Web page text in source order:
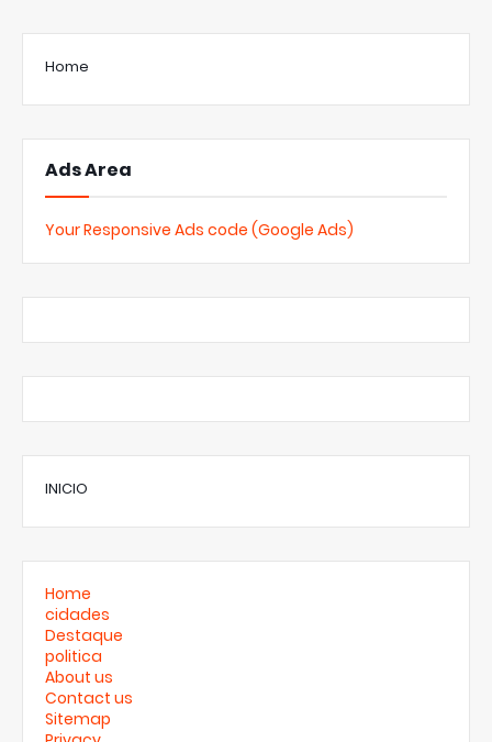
Home
Ads Area
Your Responsive Ads code (Google Ads)
INICIO
Home
cidades
Destaque
politica
About us
Contact us
Sitemap